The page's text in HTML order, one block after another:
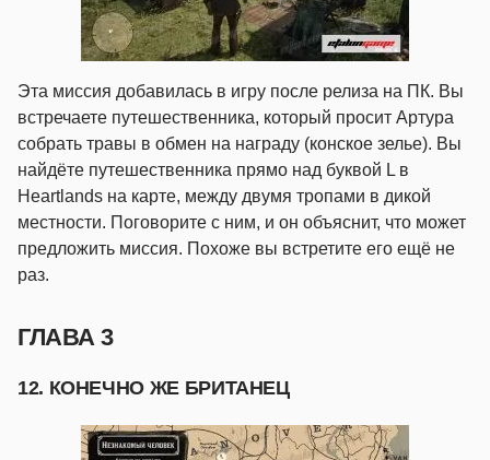
Эта миссия добавилась в игру после релиза на ПК. Вы
встречаете путешественника, который просит Артура
собрать травы в обмен на награду (конское зелье). Вы
найдёте путешественника прямо над буквой L в
Heartlands на карте, между двумя тропами в дикой
местности. Поговорите с ним, и он объяснит, что может
предложить миссия. Похоже вы встретите его ещё не
раз.
ГЛАВА 3
12. КОНЕЧНО ЖЕ БРИТАНЕЦ